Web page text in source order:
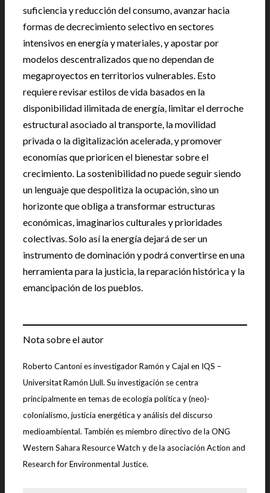
suficiencia y reducción del consumo, avanzar hacia
formas de decrecimiento selectivo en sectores
intensivos en energía y materiales, y apostar por
modelos descentralizados que no dependan de
megaproyectos en territorios vulnerables. Esto
requiere revisar estilos de vida basados en la
disponibilidad ilimitada de energía, limitar el derroche
estructural asociado al transporte, la movilidad
privada o la digitalización acelerada, y promover
economías que prioricen el bienestar sobre el
crecimiento. La sostenibilidad no puede seguir siendo
un lenguaje que despolitiza la ocupación, sino un
horizonte que obliga a transformar estructuras
económicas, imaginarios culturales y prioridades
colectivas. Solo así la energía dejará de ser un
instrumento de dominación y podrá convertirse en una
herramienta para la justicia, la reparación histórica y la
emancipación de los pueblos.
Nota sobre el autor
Roberto Cantoni es investigador Ramón y Cajal en IQS –
Universitat Ramón Llull. Su investigación se centra
principalmente en temas de ecología política y (neo)-
colonialismo, justicia energética y análisis del discurso
medioambiental. También es miembro directivo de la ONG
Western Sahara Resource Watch y de la asociación Action and
Research for Environmental Justice.